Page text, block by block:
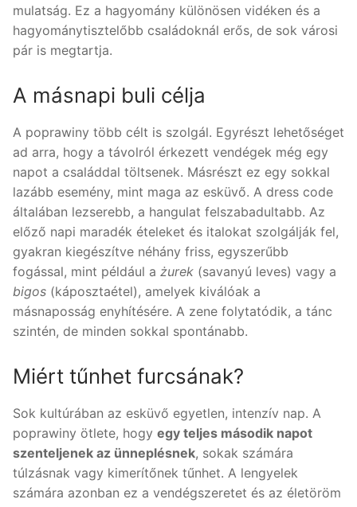
mulatság. Ez a hagyomány különösen vidéken és a
hagyománytisztelőbb családoknál erős, de sok városi
pár is megtartja.
A másnapi buli célja
A poprawiny több célt is szolgál. Egyrészt lehetőséget
ad arra, hogy a távolról érkezett vendégek még egy
napot a családdal töltsenek. Másrészt ez egy sokkal
lazább esemény, mint maga az esküvő. A dress code
általában lezserebb, a hangulat felszabadultabb. Az
előző napi maradék ételeket és italokat szolgálják fel,
gyakran kiegészítve néhány friss, egyszerűbb
fogással, mint például a żurek (savanyú leves) vagy a
bigos (káposztaétel), amelyek kiválóak a
másnaposság enyhítésére. A zene folytatódik, a tánc
szintén, de minden sokkal spontánabb.
Miért tűnhet furcsának?
Sok kultúrában az esküvő egyetlen, intenzív nap. A
poprawiny ötlete, hogy egy teljes második napot
szenteljenek az ünneplésnek, sokak számára
túlzásnak vagy kimerítőnek tűnhet. A lengyelek
számára azonban ez a vendégszeretet és az életöröm